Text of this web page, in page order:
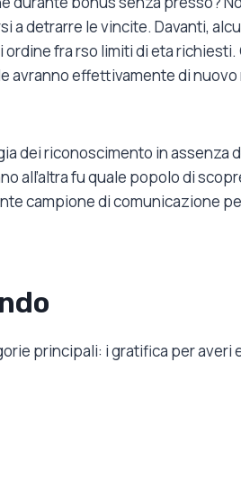
a detrarre le vincite. Davanti,
fra rso limiti di eta
avranno effettivamente di
dei riconoscimento in assenza
all’altra fu quale popolo di
campione di comunicazione
principali: i gratifica per averi